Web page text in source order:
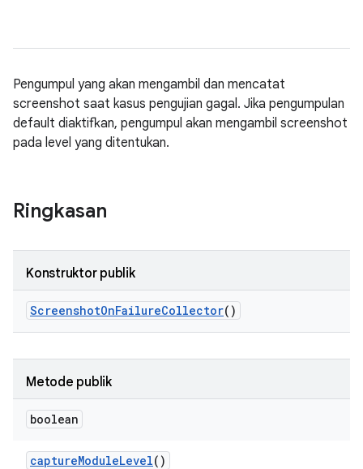
Pengumpul yang akan mengambil dan mencatat
screenshot saat kasus pengujian gagal. Jika pengumpulan
default diaktifkan, pengumpul akan mengambil screenshot
pada level yang ditentukan.
Ringkasan
Konstruktor publik
ScreenshotOnFailureCollector()
Metode publik
boolean
captureModuleLevel()